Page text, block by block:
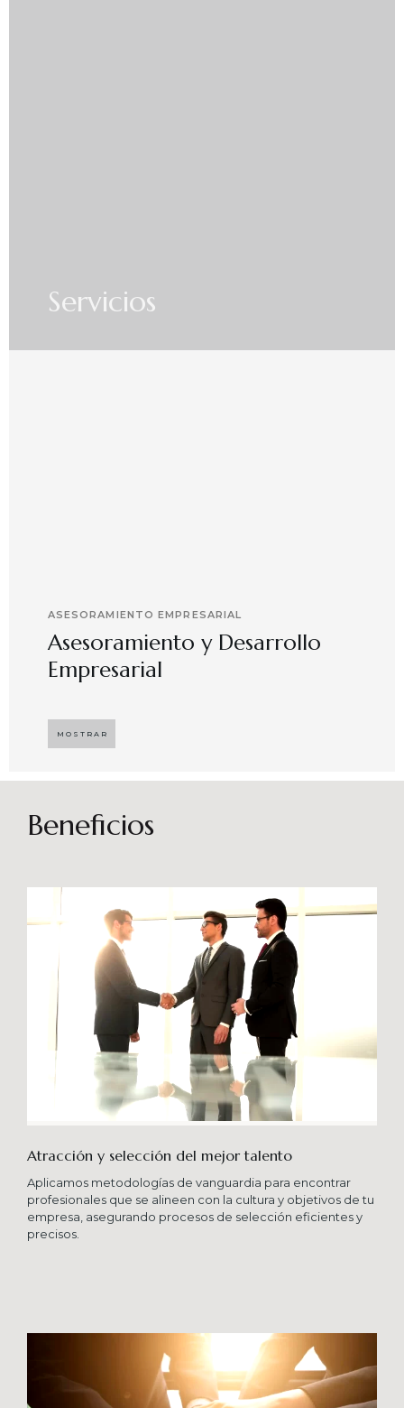
Servicios
ASESORAMIENTO EMPRESARIAL
Asesoramiento y Desarrollo
Empresarial
desarrollar el compromiso y motivación en el
capital humano en ambientes de trabajo más
sostenibles en el tiempo. Brindando soporte
especializado en proyectos integrales que
potencien su crecimiento en los niveles
esperados combinando una serie de buenas
prácticas y diversas metodologías.
MOSTRAR
Beneficios
Atracción y selección del mejor talento
Aplicamos metodologías de vanguardia para encontrar
profesionales que se alineen con la cultura y objetivos de tu
empresa, asegurando procesos de selección eficientes y
precisos.